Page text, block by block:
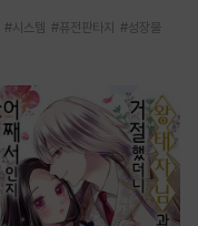
#시스템 #퓨전판타지 #성장물